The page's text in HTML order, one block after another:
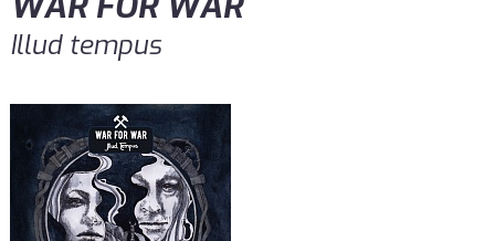
Illud tempus